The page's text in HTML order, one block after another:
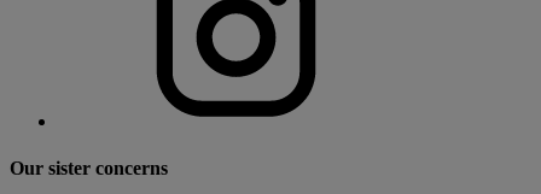
Our sister concerns